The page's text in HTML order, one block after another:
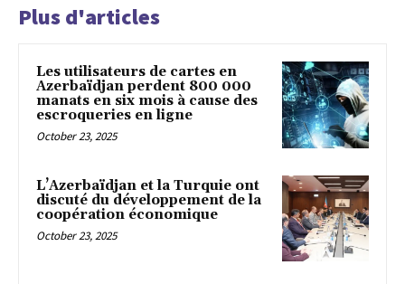
Plus d'articles
Les utilisateurs de cartes en
Azerbaïdjan perdent 800 000
manats en six mois à cause des
escroqueries en ligne
October 23, 2025
L’Azerbaïdjan et la Turquie ont
discuté du développement de la
coopération économique
October 23, 2025